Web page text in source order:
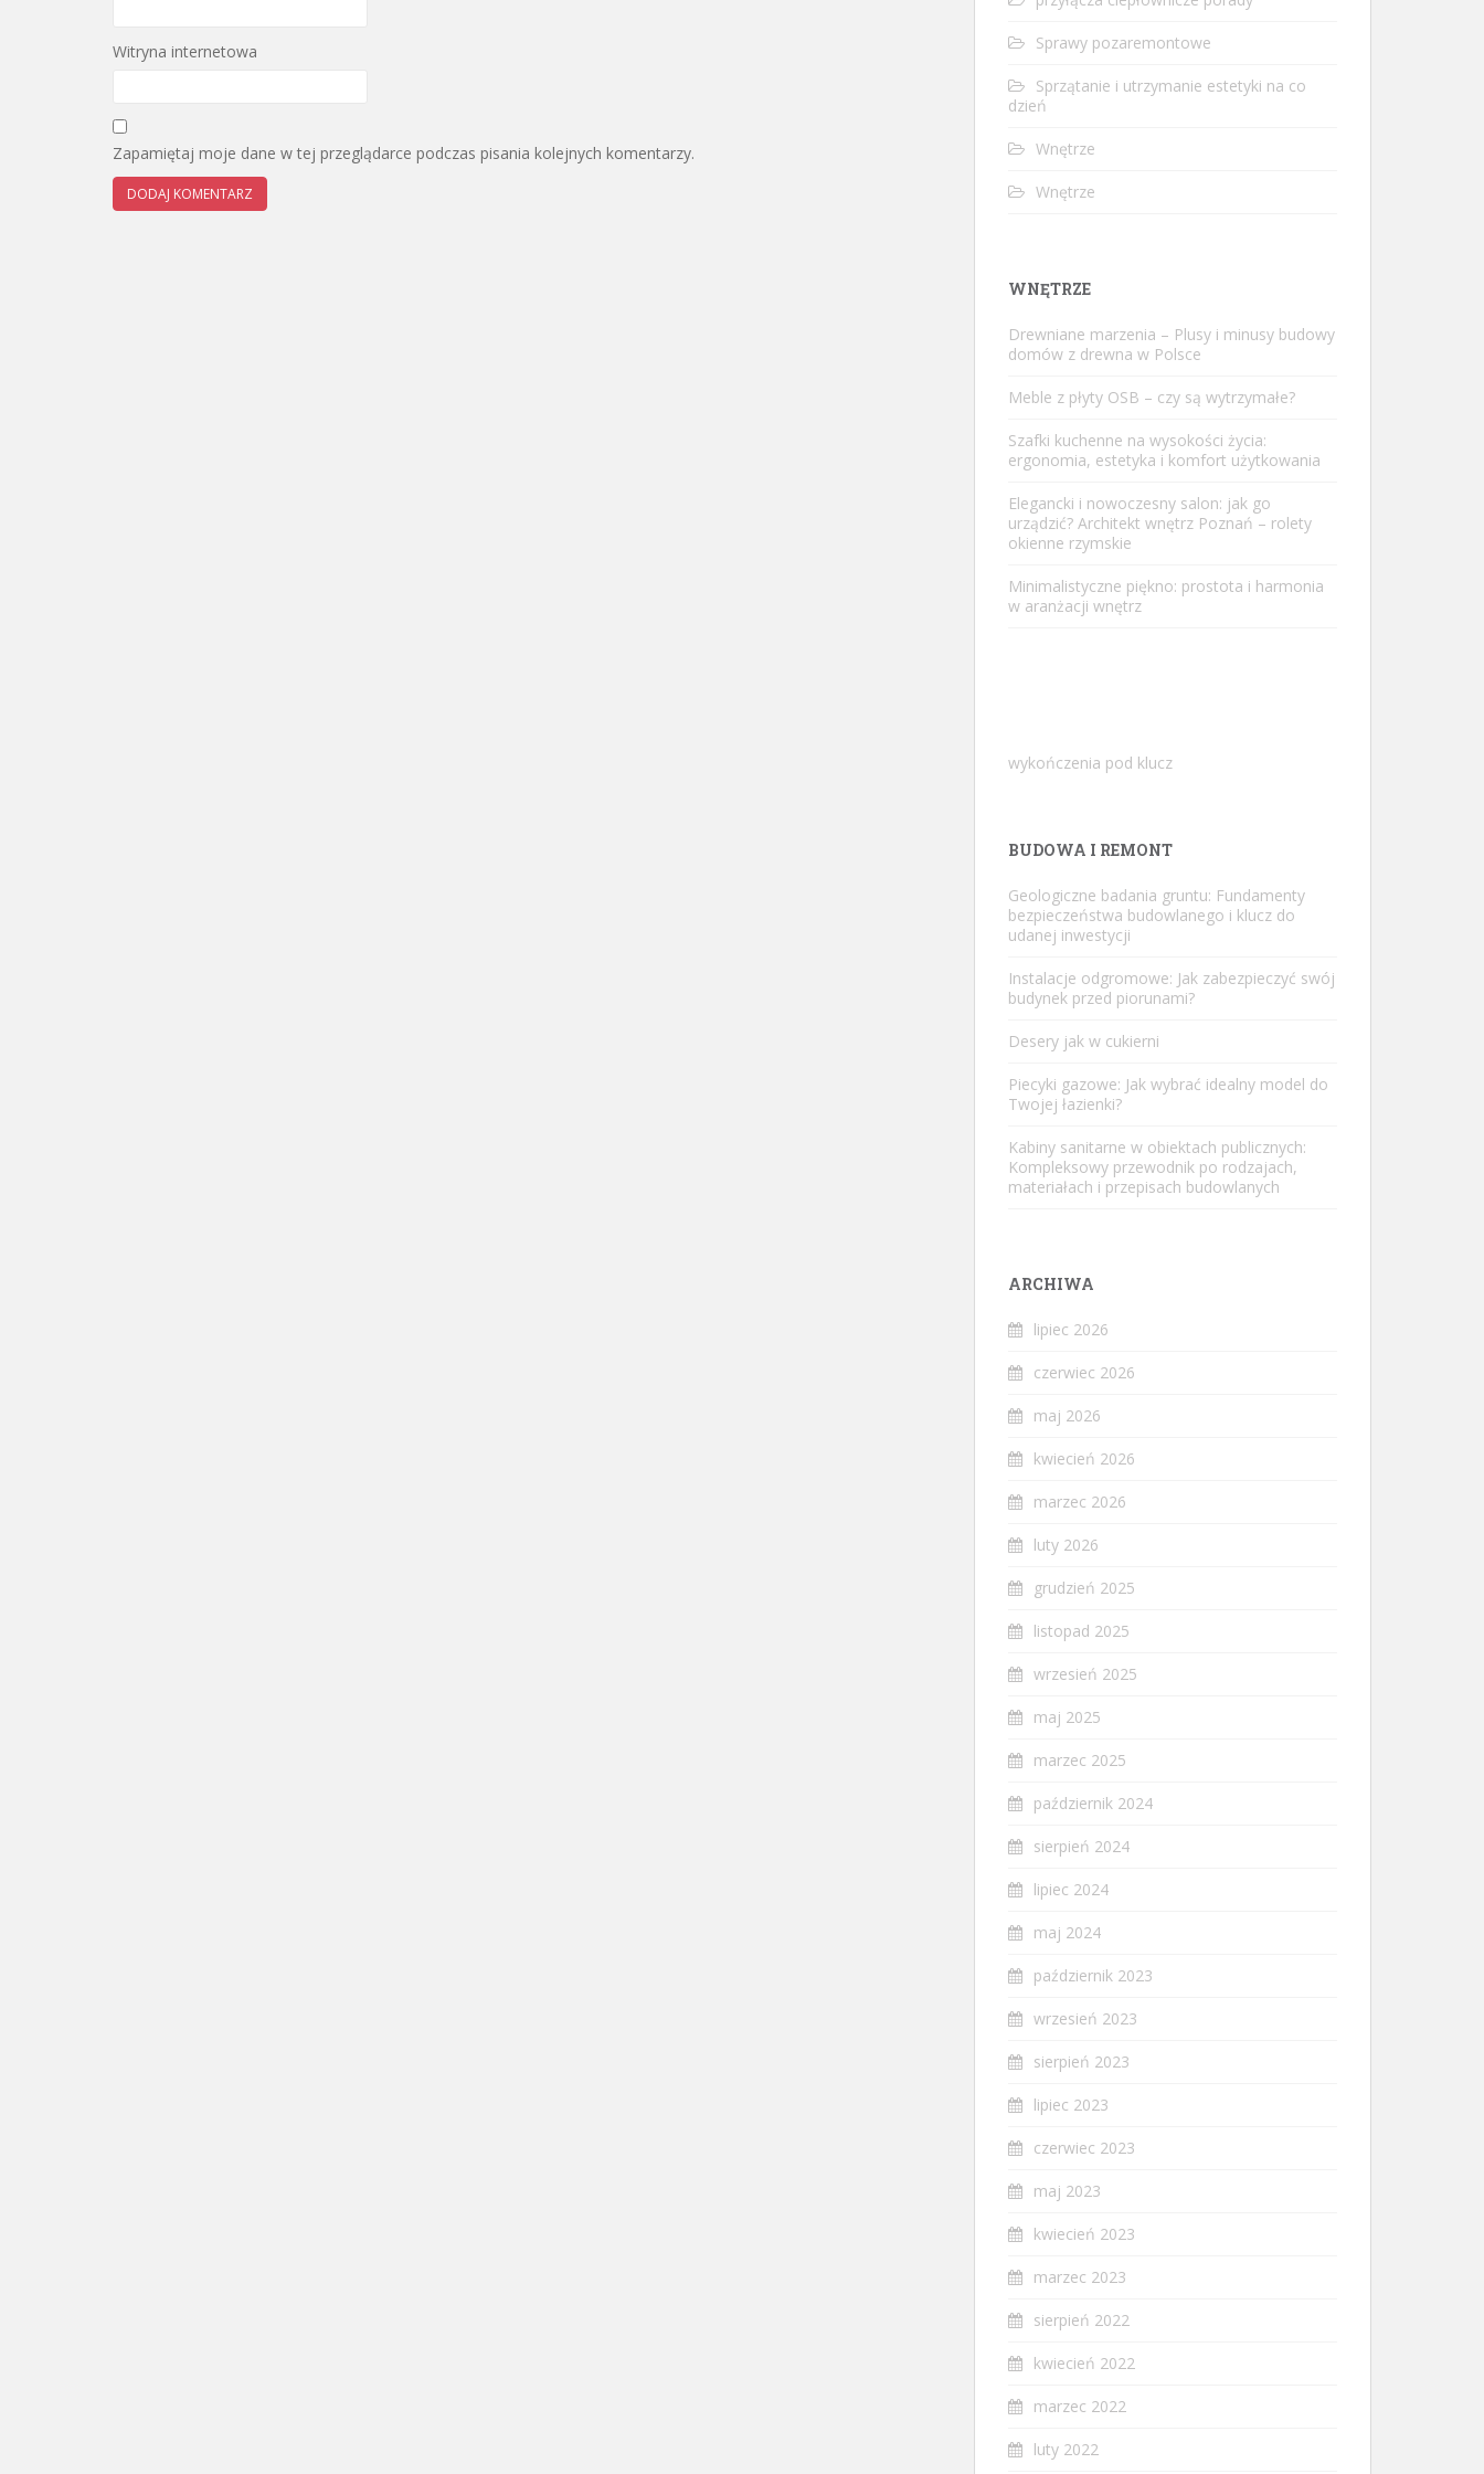
Witryna internetowa
Zapamiętaj moje dane w tej przeglądarce podczas pisania kolejnych komentarzy.
Sprawy pozaremontowe
Sprzątanie i utrzymanie estetyki na co
dzień
Wnętrze
Wnętrze
WNĘTRZE
Drewniane marzenia – Plusy i minusy budowy
domów z drewna w Polsce
Meble z płyty OSB – czy są wytrzymałe?
Szafki kuchenne na wysokości życia:
ergonomia, estetyka i komfort użytkowania
Elegancki i nowoczesny salon: jak go
urządzić? Architekt wnętrz Poznań – rolety
okienne rzymskie
Minimalistyczne piękno: prostota i harmonia
w aranżacji wnętrz
wykończenia pod klucz
BUDOWA I REMONT
Geologiczne badania gruntu: Fundamenty
bezpieczeństwa budowlanego i klucz do
udanej inwestycji
Instalacje odgromowe: Jak zabezpieczyć swój
budynek przed piorunami?
Desery jak w cukierni
Piecyki gazowe: Jak wybrać idealny model do
Twojej łazienki?
Kabiny sanitarne w obiektach publicznych:
Kompleksowy przewodnik po rodzajach,
materiałach i przepisach budowlanych
ARCHIWA
lipiec 2026
czerwiec 2026
maj 2026
kwiecień 2026
marzec 2026
luty 2026
grudzień 2025
listopad 2025
wrzesień 2025
maj 2025
marzec 2025
październik 2024
sierpień 2024
lipiec 2024
maj 2024
październik 2023
wrzesień 2023
sierpień 2023
lipiec 2023
czerwiec 2023
maj 2023
kwiecień 2023
marzec 2023
sierpień 2022
kwiecień 2022
marzec 2022
luty 2022